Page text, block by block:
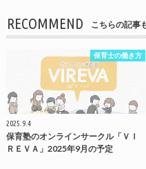
RECOMMEND こちらの記事
保育士の働き方
2025.9.4
保育塾のオンラインサークル「ＶＩ
ＲＥＶＡ」2025年9月の予定